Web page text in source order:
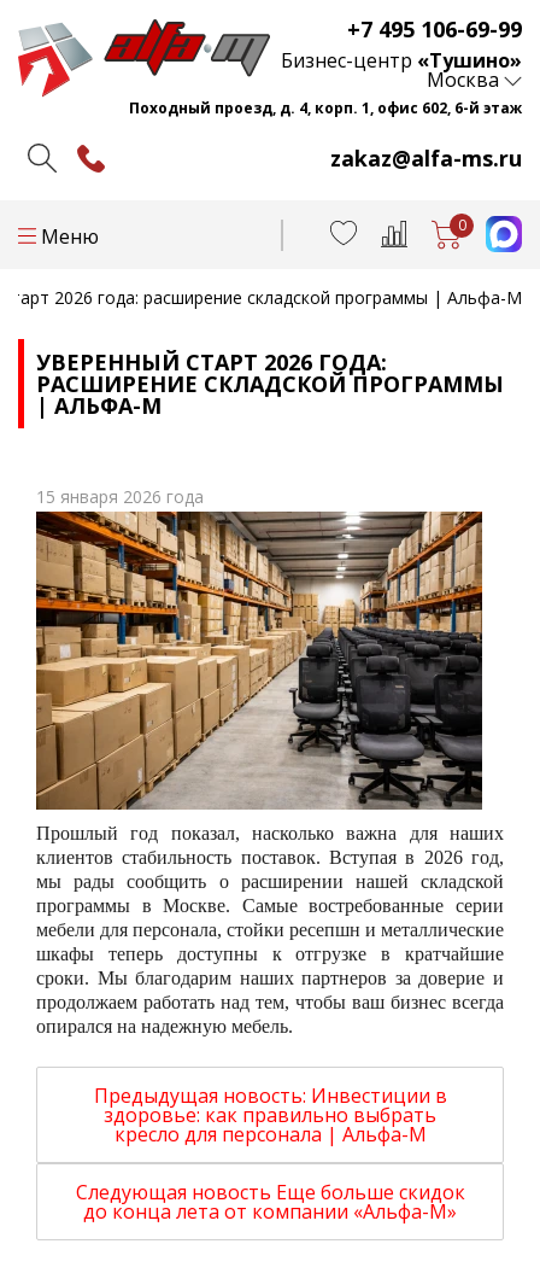
+7 495 106-69-99
zakaz@alfa-ms.ru
Бизнес-центр «Тушино»
Москва
Походный проезд, д. 4, корп. 1, офис 602, 6-й этаж
Меню 0
2026 года: расширение складской программы | Альфа-М
УВЕРЕННЫЙ СТАРТ 2026 ГОДА:
РАСШИРЕНИЕ СКЛАДСКОЙ ПРОГРАММЫ
| АЛЬФА-М
15 января 2026 года
Прошлый год показал, насколько важна для наших
клиентов стабильность поставок. Вступая в 2026 год,
мы рады сообщить о расширении нашей складской
программы в Москве. Самые востребованные серии
мебели для персонала, стойки ресепшн и металлические
шкафы теперь доступны к отгрузке в кратчайшие
сроки. Мы благодарим наших партнеров за доверие и
продолжаем работать над тем, чтобы ваш бизнес всегда
опирался на надежную мебель.
Предыдущая новость: Инвестиции в
здоровье: как правильно выбрать
кресло для персонала | Альфа-М
Следующая новость Еще больше скидок
до конца лета от компании «Альфа-М»